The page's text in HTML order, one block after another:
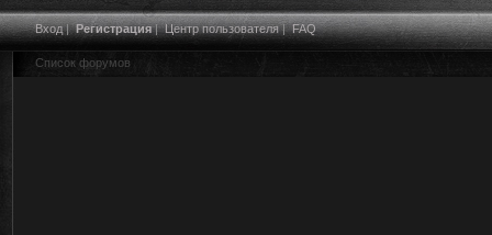
Вход|Регистрация|Центр пользователя|FAQ
Список форумов